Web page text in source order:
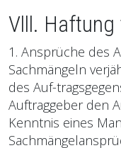
Vlll. Haftung
1. Ansprüche des
Sachmängeln
des Auf-
Auftraggeber den
Kenntnis eines